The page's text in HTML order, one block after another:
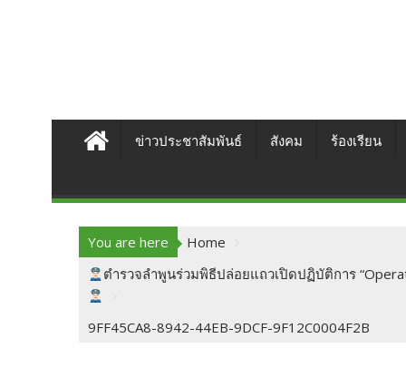
ข่าวประชาสัมพันธ์ สังคม ร้องเรียน
You are here
Home
ตำรวจลำพูนร่วมพิธีปล่อยแถวเปิดปฏิบัติการ
9FF45CA8-8942-44EB-9DCF-9F12C0004F2B